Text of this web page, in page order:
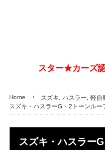
スター★カーズ
Home スズキ ハスラー
軽自
スズキ・ハスラーG・2トーンル
スズキ・ハスラー